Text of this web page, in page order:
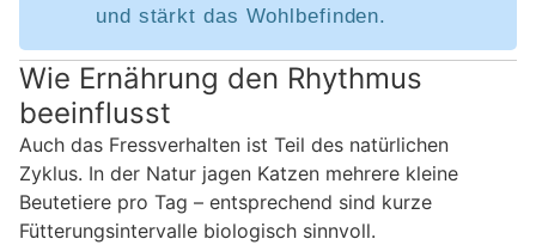
und stärkt das Wohlbefinden.
Wie Ernährung den Rhythmus
beeinflusst
Auch das Fressverhalten ist Teil des natürlichen
Zyklus. In der Natur jagen Katzen mehrere kleine
Beutetiere pro Tag – entsprechend sind kurze
Fütterungsintervalle biologisch sinnvoll.